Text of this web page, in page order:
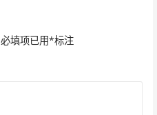
必填项已用*标注